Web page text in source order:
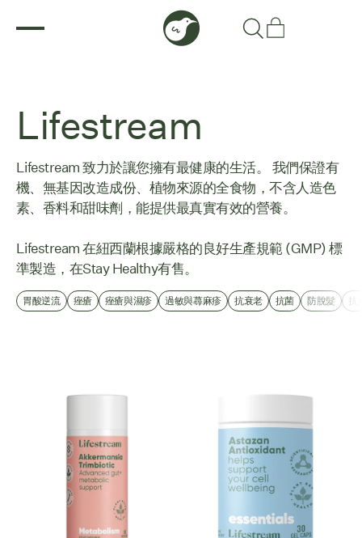
Lifestream
Lifestream 致力於讓您擁有最健康的生活。 我們保證有
機、無基因改造成份、植物來源的全食物，不含人造色
素、香料和甜味劑，能提供最真實有效的營養。
Lifestream 在紐西蘭根據嚴格的良好生產規範 (GMP) 標
準製造，在Stay Healthy有售。
胃酸逆流 痤瘡 痤瘡與濕疹 過敏與蕁麻疹 抗衰老 抗菌 防脫髮 抗